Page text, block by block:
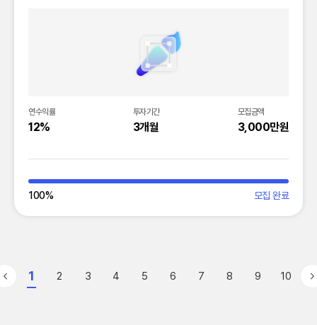
연수익률
12%
투자기간
3개월
모집금액
3,000만원
100% 모집 완료
1 2 3 4 5 6 7 8 9 10